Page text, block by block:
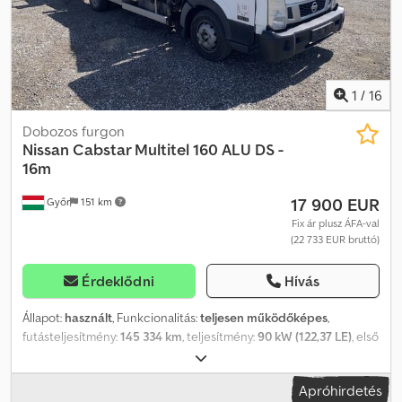
1 / 16
Győr 151 km
Dobozos furgon
Nissan Cabstar Multitel 160 ALU DS -
16m
17 900 EUR
Fix ár plusz ÁFA-val
(22 733 EUR bruttó)
Érdeklődni Hívás
Állapot: használt, Funkcionalitás:teljesen működőképes,
futásteljesítmény:145 334 km, teljesítmény:90 kW (122,37 LE), első
, üzemanyagtípus:
3 500 kg, tengelyelrendezés:4x2, szín:fehér, hajtástípus:
, üzemórák:4 157 h,
Apróhirdetés